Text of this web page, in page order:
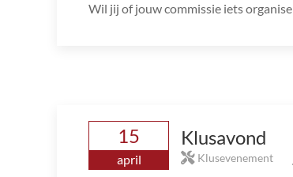
Wil jij of jouw commissie iets
15
april
Klusavond
Klusevenement